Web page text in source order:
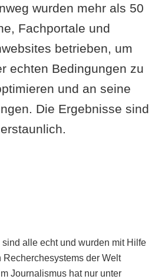
wurden mehr als 50
Fachportale und
betrieben, um
echten Bedingungen zu
und an seine
Die Ergebnisse sind
erstaunlich.
alle echt und wurden mit Hilfe
der Welt
Journalismus hat nur unter